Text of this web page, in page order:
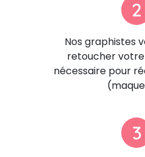
2
Nos graphistes
retoucher
nécessaire pour
3